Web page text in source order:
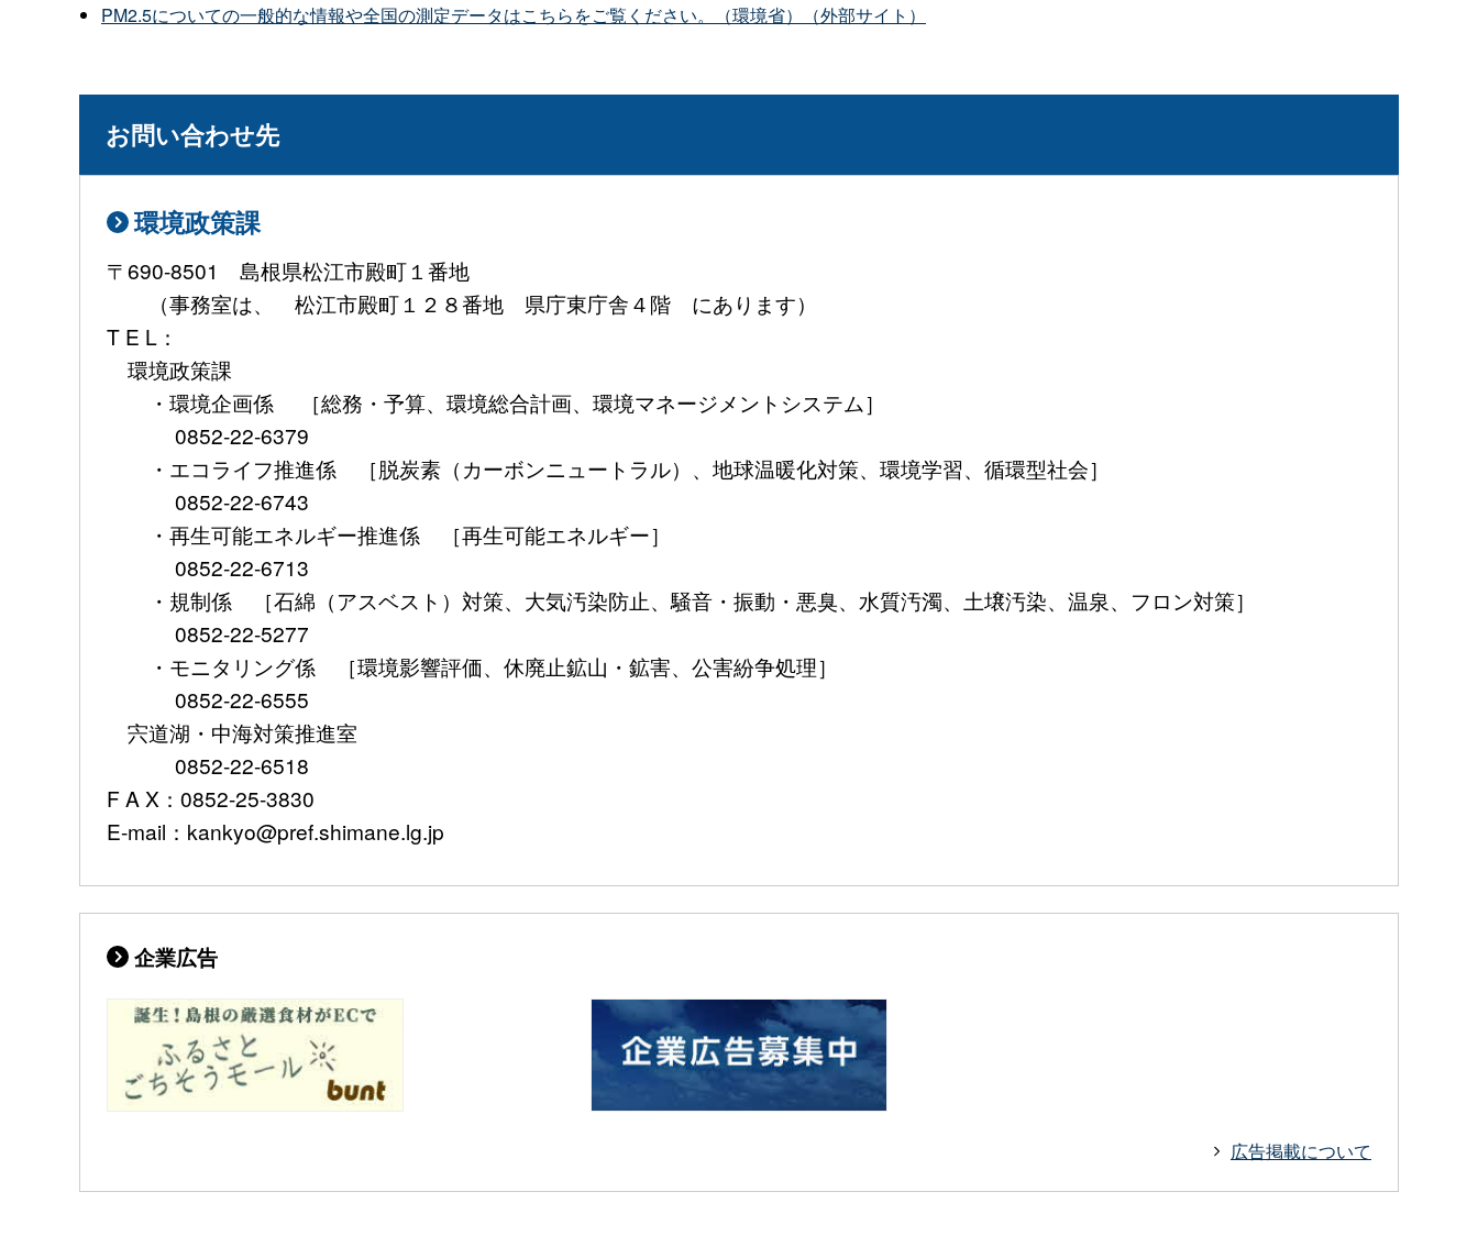
PM2.5についての一般的な情報や全国の測定データはこちらをご覧ください。（環境省）（外部サイト）
お問い合わせ先
環境政策課
〒690-8501 島根県松江市殿町１番地
（事務室は、 松江市殿町１２８番地 県庁東庁舎４階 にあります）
T E L：
環境政策課
・環境企画係 ［総務・予算、環境総合計画、環境マネージメントシステム］
0852-22-6379
・エコライフ推進係 ［脱炭素（カーボンニュートラル）、地球温暖化対策、環境学習、循環型社会］
0852-22-6743
・再生可能エネルギー推進係 ［再生可能エネルギー］
0852-22-6713
・規制係 ［石綿（アスベスト）対策、大気汚染防止、騒音・振動・悪臭、水質汚濁、土壌汚染、温泉、フロン対策］
0852-22-5277
・モニタリング係 ［環境影響評価、休廃止鉱山・鉱害、公害紛争処理］
0852-22-6555
宍道湖・中海対策推進室
0852-22-6518
F A X：0852-25-3830
E-mail：kankyo@pref.shimane.lg.jp
企業広告
広告掲載について